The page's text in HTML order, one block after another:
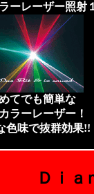
ーレーザー照射
てでも簡単な
ラーレーザー！
色味で抜群効果!!
Ｄｉ